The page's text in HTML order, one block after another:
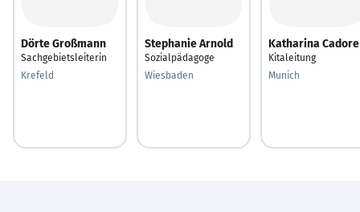
Dörte Großmann
Sachgebietsleiterin
Krefeld
Stephanie Arnold
Sozialpädagoge
Wiesbaden
Katharina Cadore
Kitaleitung
Munich